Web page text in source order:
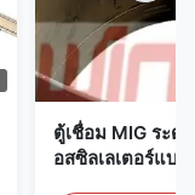
ตู้เชื่อม MIG ระดั
อสซิลเลเตอร์แบ